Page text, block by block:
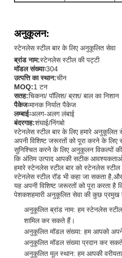
अनुकूलन:
स्टेनलेस स्टील बार के लिए अनुकूलित सेवा
ब्रांड नाम:स्टेनलेस स्टील की पट्टी
मॉडल संख्याः304
उत्पत्ति का स्थान:चीन
MOQ:1 टन
सतह:चिकना/ पॉलिश/ ब्रश/ बाल का निशान
पैकेजःमानक निर्यात पैकेज
लम्बाईःअलग-अलग लंबाई
बंदरगाह:शंघाई/निंगबो
स्टेनलेस स्टील बार के लिए हमारे अनुकूलित
अपनी विशिष्ट जरूरतों को पूरा करने के लिए
सुनिश्चित करने के लिए अनुकूलन विकल्पों
कि अंतिम उत्पाद आपकी सटीक आवश्यकताओं
हमारे स्टेनलेस स्टील बार को स्टेनलेस
स्टेनलेस स्टील रॉड भी कहा जा सकता
यह अपनी विशिष्ट जरूरतों को पूरा करता
पेशकशहमारी अनुकूलित सेवा की कुछ प्रमुख
अनुकूलित ब्रांड नाम: हम स्टेनलेस
शामिल कर सकते हैं।
अनुकूलित मॉडल संख्या: हम आपको
अनुकूलित मॉडल संख्या प्रदान कर
अनुकूलित मूल स्थान: हम आपकी